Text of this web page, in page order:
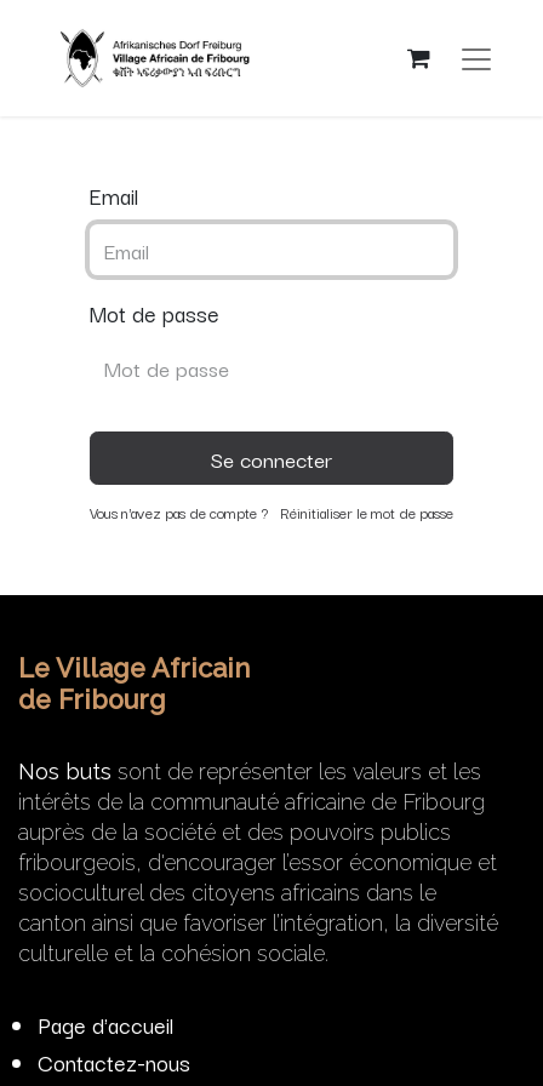
Email
Mot de passe
Se connecter
Vous n'avez pas de compte ? Réinitialiser le mot de passe
Le Village Africain
de Fribourg
Nos buts sont de représenter les valeurs et les
intérêts de la communauté africaine de Fribourg
auprès de la société et des pouvoirs publics
fribourgeois, d'encourager l’essor économique et
socioculturel des citoyens africains dans le
canton ainsi que favoriser l’intégration, la diversité
culturelle et la cohésion sociale.
Page d'accueil
Contactez-nous